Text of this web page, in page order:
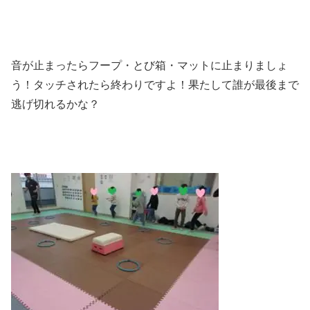
音が止まったらフープ・とび箱・マットに止まりましょ
う！タッチされたら終わりですよ！果たして誰が最後まで
逃げ切れるかな？